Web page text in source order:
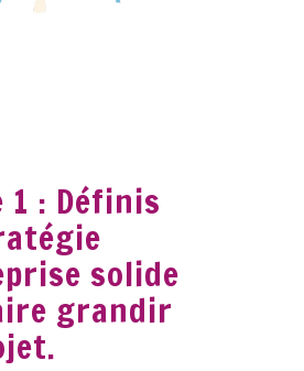
1 : Définis
solide
grandir